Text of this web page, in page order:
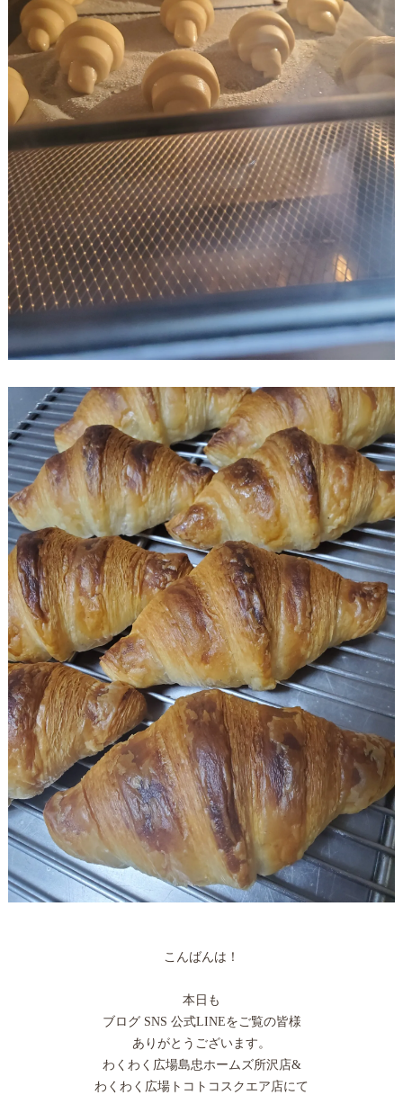
こんばんは！
本日も
ブログ SNS 公式LINEをご覧の皆様
ありがとうございます。
わくわく広場島忠ホームズ所沢店&
わくわく広場トコトコスクエア店にて